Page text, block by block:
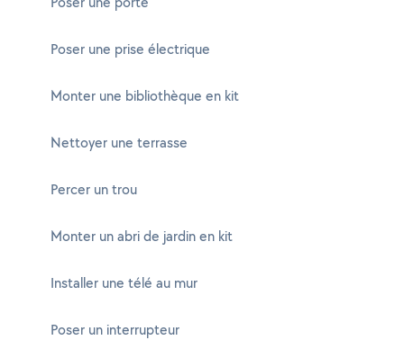
Poser une prise électrique
Monter une bibliothèque en kit
Nettoyer une terrasse
Percer un trou
Monter un abri de jardin en kit
Installer une télé au mur
Poser un interrupteur